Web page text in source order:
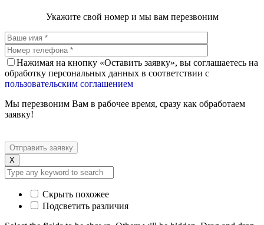
Укажите свой номер и мы вам перезвоним
Нажимая на кнопку «Оставить заявку», вы соглашаетесь на
обработку персональных данных в соответствии с
пользовательским соглашением
Мы перезвоним Вам в рабочее время, сразу как обработаем
заявку!
X
Скрыть похожее
Подсветить различия